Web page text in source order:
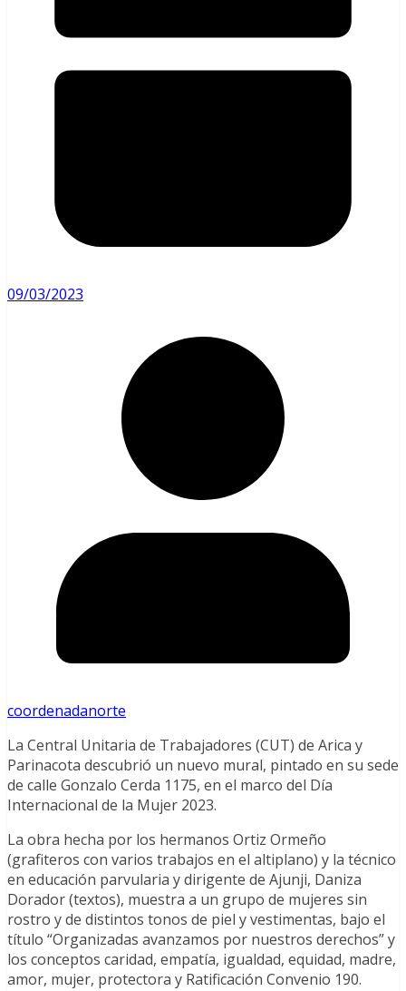
09/03/2023
coordenadanorte
La Central Unitaria de Trabajadores (CUT) de Arica y
Parinacota descubrió un nuevo mural, pintado en su sede
de calle Gonzalo Cerda 1175, en el marco del Día
Internacional de la Mujer 2023.
La obra hecha por los hermanos Ortiz Ormeño
(grafiteros con varios trabajos en el altiplano) y la técnico
en educación parvularia y dirigente de Ajunji, Daniza
Dorador (textos), muestra a un grupo de mujeres sin
rostro y de distintos tonos de piel y vestimentas, bajo el
título “Organizadas avanzamos por nuestros derechos” y
los conceptos caridad, empatía, igualdad, equidad, madre,
amor, mujer, protectora y Ratificación Convenio 190.